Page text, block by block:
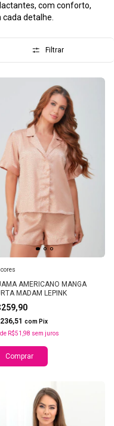
com conforto,
detalhe.
Filtrar
AMERICANO MANGA
MADAM LEPINK
com Pix
de R$51,98 sem juros
Comprar